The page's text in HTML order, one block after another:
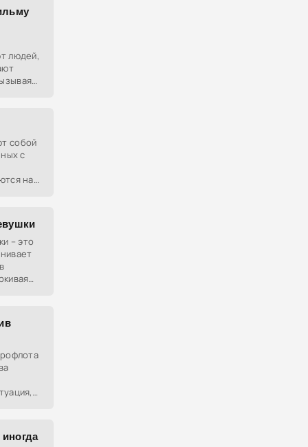
людей,
собой
с
на
– это